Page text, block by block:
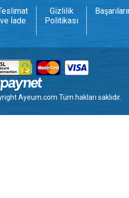
ve İade
Gizlilik
Politikası
Ayeum.com Tüm hakları saklıdır.